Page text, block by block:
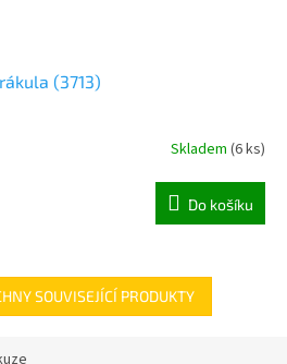
(3713)
Skladem (6 ks)
Do košíku
SOUVISEJÍCÍ PRODUKTY